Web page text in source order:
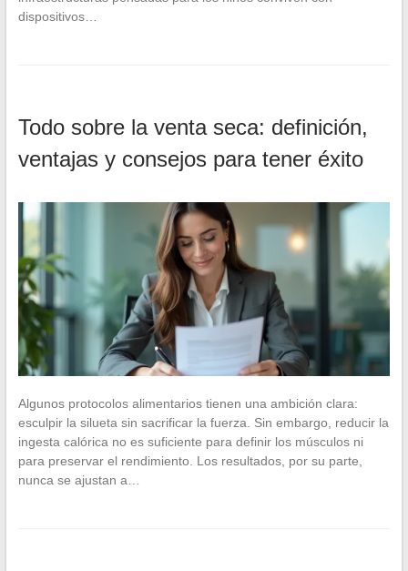
dispositivos…
Todo sobre la venta seca: definición,
ventajas y consejos para tener éxito
Algunos protocolos alimentarios tienen una ambición clara:
esculpir la silueta sin sacrificar la fuerza. Sin embargo, reducir la
ingesta calórica no es suficiente para definir los músculos ni
para preservar el rendimiento. Los resultados, por su parte,
nunca se ajustan a…